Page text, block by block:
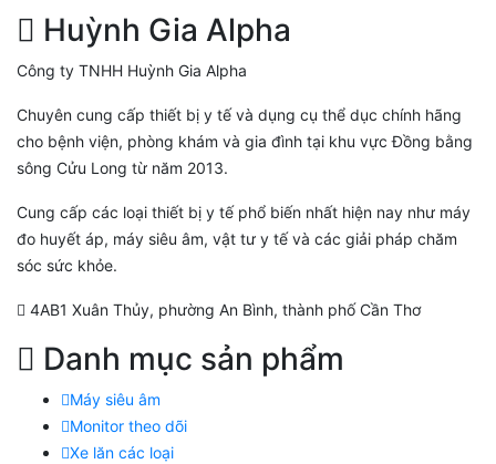
Huỳnh Gia Alpha
Công ty TNHH Huỳnh Gia Alpha
Chuyên cung cấp thiết bị y tế và dụng cụ thể dục chính hãng
cho bệnh viện, phòng khám và gia đình tại khu vực Đồng bằng
sông Cửu Long từ năm 2013.
Cung cấp các loại thiết bị y tế phổ biến nhất hiện nay như máy
đo huyết áp, máy siêu âm, vật tư y tế và các giải pháp chăm
sóc sức khỏe.
4AB1 Xuân Thủy, phường An Bình, thành phố Cần Thơ
Danh mục sản phẩm
Máy siêu âm
Monitor theo dõi
Xe lăn các loại